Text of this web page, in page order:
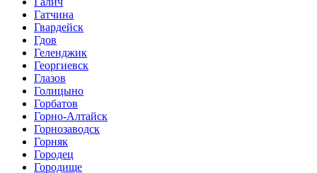
Гатчина
Гвардейск
Гдов
Геленджик
Георгиевск
Глазов
Голицыно
Горбатов
Горно-Алтайск
Горнозаводск
Горняк
Городец
Городище